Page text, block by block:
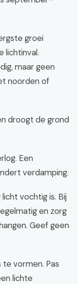
groei
lichtinval.
maar geen
noorden of
droogt de grond
Een
verdamping.
vochtig is. Bij
en zorg
Geef geen
vormen. Pas
lichte